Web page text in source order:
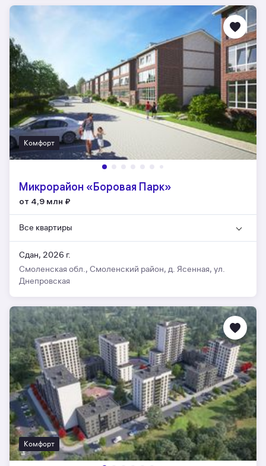
Комфорт
Микрорайон «Боровая Парк»
от 4,9 млн ₽
Все квартиры
Сдан, 2026 г.
Смоленская обл., Смоленский район, д. Ясенная, ул.
Днепровская
Комфорт